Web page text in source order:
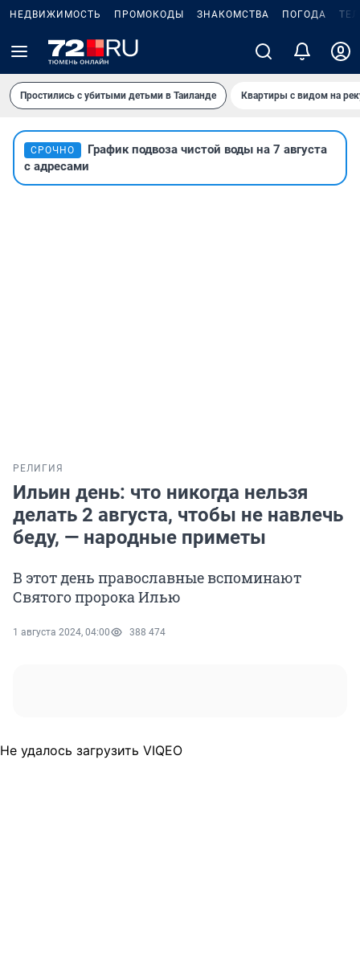
НЕДВИЖИМОСТЬ ПРОМОКОДЫ ЗНАКОМСТВА ПОГОДА
Простились с убитыми детьми в Таиланде Квартиры с видом на
СРОЧНО
График подвоза чистой воды на 7 августа
с адресами
РЕЛИГИЯ
Ильин день: что никогда нельзя
делать 2 августа, чтобы не навлечь
беду, — народные приметы
В этот день православные вспоминают
Святого пророка Илью
1 августа 2024, 04:00 388 474
Не удалось загрузить VIQEO